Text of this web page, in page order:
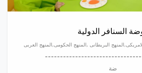
السنافر الدولية
البريطانى ,المنهج الحكومى,المنهج العربى
ضة